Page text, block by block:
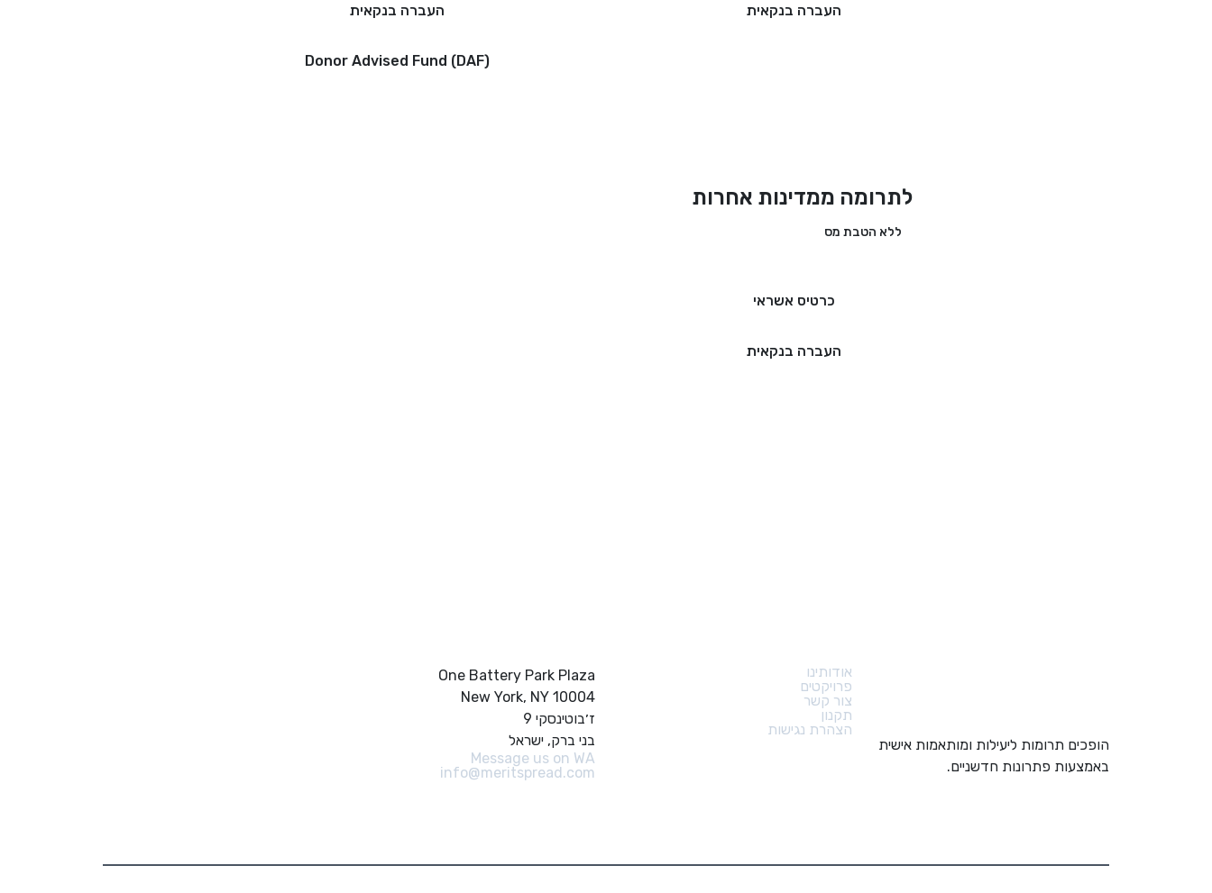
העברה בנקאית העברה בנקאית
Donor Advised Fund (DAF)
לתרומה ממדינות אחרות
ללא הטבת מס
כרטיס אשראי
העברה בנקאית
הופכים תרומות ליעילות ומותאמות אישית
באמצעות פתרונות חדשניים.
אודותינו
פרויקטים
צור קשר
תקנון
הצהרת נגישות
One Battery Park Plaza
New York, NY 10004
ז׳בוטינסקי 9
בני ברק, ישראל
Message us on WA
info@meritspread.com